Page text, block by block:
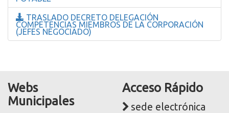
TRASLADO DECRETO DELEGACIÓN
COMPETENCIAS MIEMBROS DE LA CORPORACIÓN
(JEFES NEGOCIADO)
Webs
Municipales
Acceso Rápido
sede electrónica